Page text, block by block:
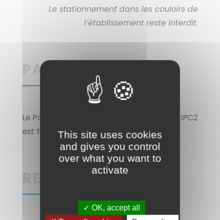
Le stationnement dans les couloirs de
l’établissement reste interdit.
PARKING :
Le Parking situé en-dessous du batîment IPC2
est fermé jusqu’au 31 août.
RELAIS H :
This site uses cookies
and gives you control
over what you want to
activate
✓ OK, accept all